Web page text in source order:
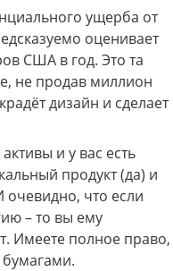
ущерба от
оценивает
США в год. Это та
не продав миллион
дизайн и сделает
и у вас есть
продукт (да) и
что если
– то вы ему
Имеете полное право,
бумагами.